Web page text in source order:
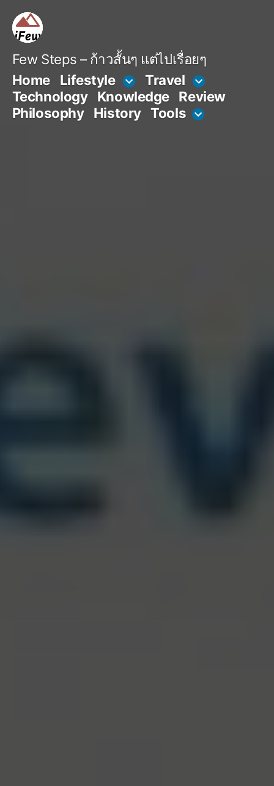
content
Few Steps – ก้าวสั้นๆ แต่ไปเรื่อยๆ
Home
Lifestyle
Travel
Technology
Knowledge Review
Philosophy
History Tools